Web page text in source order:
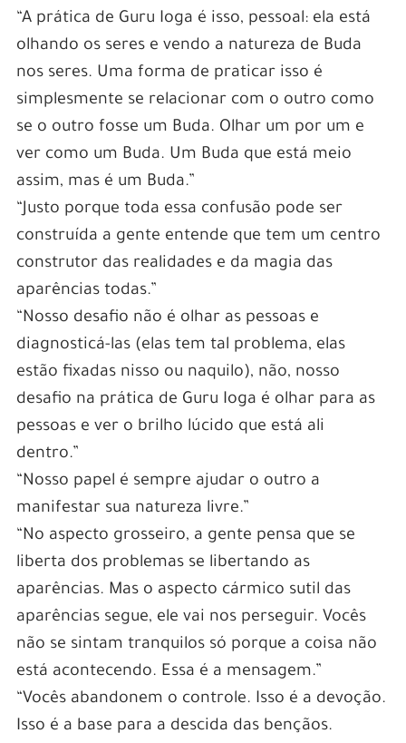
“A prática de Guru Ioga é isso, pessoal: ela está
olhando os seres e vendo a natureza de Buda
nos seres. Uma forma de praticar isso é
simplesmente se relacionar com o outro como
se o outro fosse um Buda. Olhar um por um e
ver como um Buda. Um Buda que está meio
assim, mas é um Buda.”
“Justo porque toda essa confusão pode ser
construída a gente entende que tem um centro
construtor das realidades e da magia das
aparências todas.”
“Nosso desafio não é olhar as pessoas e
diagnosticá-las (elas tem tal problema, elas
estão fixadas nisso ou naquilo), não, nosso
desafio na prática de Guru Ioga é olhar para as
pessoas e ver o brilho lúcido que está ali
dentro.”
“Nosso papel é sempre ajudar o outro a
manifestar sua natureza livre.”
“No aspecto grosseiro, a gente pensa que se
liberta dos problemas se libertando as
aparências. Mas o aspecto cármico sutil das
aparências segue, ele vai nos perseguir. Vocês
não se sintam tranquilos só porque a coisa não
está acontecendo. Essa é a mensagem.”
“Vocês abandonem o controle. Isso é a devoção.
Isso é a base para a descida das bençãos.